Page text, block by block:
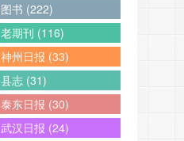
图书 (222)
老期刊 (116)
神州日报 (33)
县志 (31)
泰东日报 (30)
武汉日报 (24)